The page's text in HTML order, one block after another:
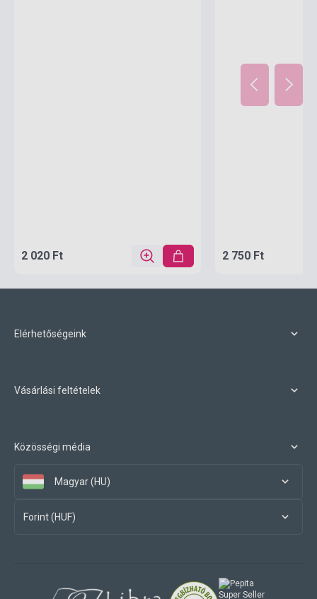
2 020 Ft 2 750 Ft
Elérhetőségeink
Vásárlási feltételek
Közösségi média
Magyar (HU)
Forint (HUF)